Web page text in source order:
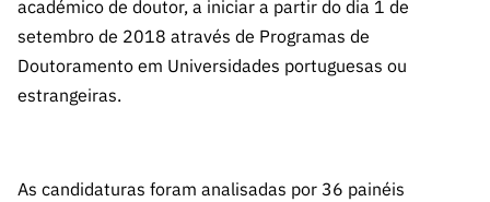
Balcão da Ciência
90 Segundos
de Ciência
Subscrever
Comunicado
Contactos
Recrutam
ento,
Aquisição
Consultas
académico de doutor, a iniciar a partir do dia 1 de
setembro de 2018 através de Programas de
Doutoramento em Universidades portuguesas ou
estrangeiras.
As candidaturas foram analisadas por 36 painéis